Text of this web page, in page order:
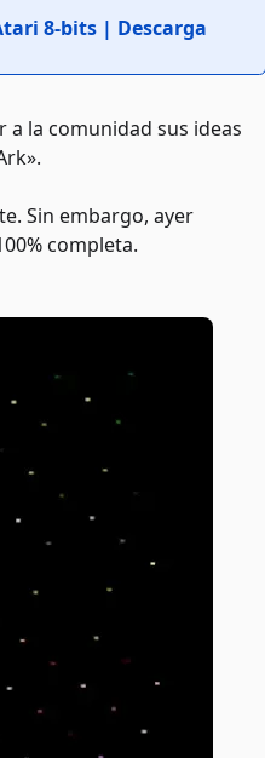
8-bits | Descarga
a la comunidad sus ideas
Sin embargo, ayer
completa.